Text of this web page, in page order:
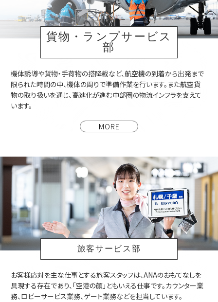
貨物・ランプサービス
部
機体誘導や貨物・手荷物の搭降載など、航空機の到着から出発まで
限られた時間の中、機体の周りで準備作業を行います。また航空貨
物の取り扱いを通じ、高速化が進む中部圏の物流インフラを支えて
います。
旅客サービス部
お客様応対を主な仕事とする旅客スタッフは、ANAのおもてなしを
具現する存在であり、「空港の顔」ともいえる仕事です。カウンター業
務、ロビーサービス業務、ゲート業務などを担当しています。